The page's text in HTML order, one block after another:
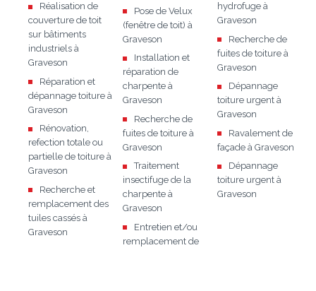
Réalisation de
couverture de toit
sur bâtiments
industriels à
Graveson
Réparation et
dépannage toiture à
Graveson
Rénovation,
refection totale ou
partielle de toiture à
Graveson
Recherche et
remplacement des
tuiles cassés à
Graveson
Pose de Velux
(fenêtre de toit) à
Graveson
Installation et
réparation de
charpente à
Graveson
Recherche de
fuites de toiture à
Graveson
Traitement
insectifuge de la
charpente à
Graveson
Entretien et/ou
remplacement de
hydrofuge à
Graveson
Recherche de
fuites de toiture à
Graveson
Dépannage
toiture urgent à
Graveson
Ravalement de
façade à Graveson
Dépannage
toiture urgent à
Graveson